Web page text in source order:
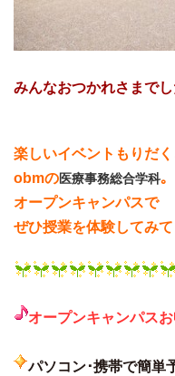
みんなおつかれさまでし
楽しいイベントもりだく
obmの医療事務総合学科｡
オープンキャンパスで
ぜひ授業を体験してみ
オープンキャンパス
パソコン･携帯で簡単